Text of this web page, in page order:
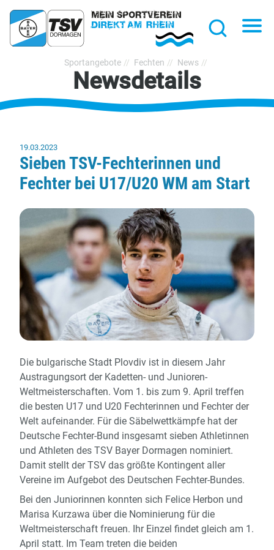
TSV
Bayer
Dormagen
1920
Sportangebote Fechten News
Newsdetails
19.03.2023
Sieben TSV-Fechterinnen und
Fechter bei U17/U20 WM am Start
Die bulgarische Stadt Plovdiv ist in diesem Jahr
Austragungsort der Kadetten- und Junioren-
Weltmeisterschaften. Vom 1. bis zum 9. April treffen
die besten U17 und U20 Fechterinnen und Fechter der
Welt aufeinander. Für die Säbelwettkämpfe hat der
Deutsche Fechter-Bund insgesamt sieben Athletinnen
und Athleten des TSV Bayer Dormagen nominiert.
Damit stellt der TSV das größte Kontingent aller
Vereine im Aufgebot des Deutschen Fechter-Bundes.
Bei den Juniorinnen konnten sich Felice Herbon und
Marisa Kurzawa über die Nominierung für die
Weltmeisterschaft freuen. Ihr Einzel findet gleich am 1.
April statt. Im Team treten die beiden